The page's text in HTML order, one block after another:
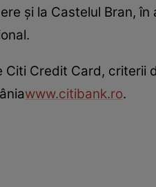
şi la Castelul Bran,
Credit Card,
www.citibank.ro.